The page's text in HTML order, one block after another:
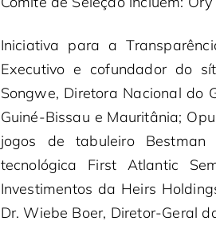
Iniciativa para a
Executivo e cofundador do
Songwe, Diretora Nacional do
Guiné-Bissau e Mauritânia;
jogos de tabuleiro
tecnológica First Atlantic
Investimentos da Heirs
Dr. Wiebe Boer, Diretor-Geral